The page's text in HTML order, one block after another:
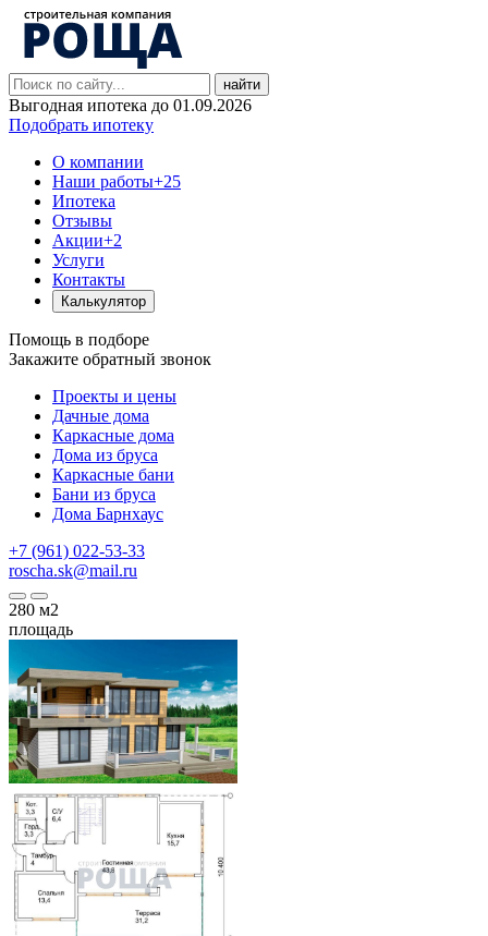
найти
Выгодная ипотека до 01.09.2026
Подобрать ипотеку
О компании
Наши работы+25
Ипотека
Отзывы
Акции+2
Услуги
Контакты
Калькулятор
Помощь в подборе
Закажите обратный звонок
Проекты и цены
Дачные дома
Каркасные дома
Дома из бруса
Каркасные бани
Бани из бруса
Дома Барнхаус
+7 (961) 022-53-33
roscha.sk@mail.ru
280 м2
площадь